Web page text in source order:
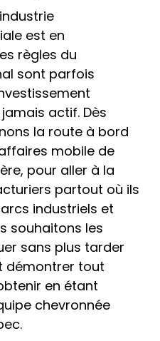
est en
règles du
sont parfois
actif. Dès
la route à bord
mobile de
pour aller à la
partout où ils
industriels et
souhaitons les
sans plus tarder
démontrer tout
en étant
chevronnée